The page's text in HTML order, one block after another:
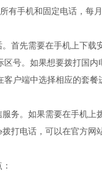
有手机和固定电话，每
首先需要在手机上下载
号。如果想要拨打国
户端中选择相应的套餐
务。如果需要在手机上
打电话，可以在官方网